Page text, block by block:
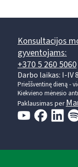
Konsultacijos
gyventojams:
+370 5 260 5060
Darbo laikas: I-IV
Prieššventinę dieną -
Kiekvieno mėnesio
Paklausimas per